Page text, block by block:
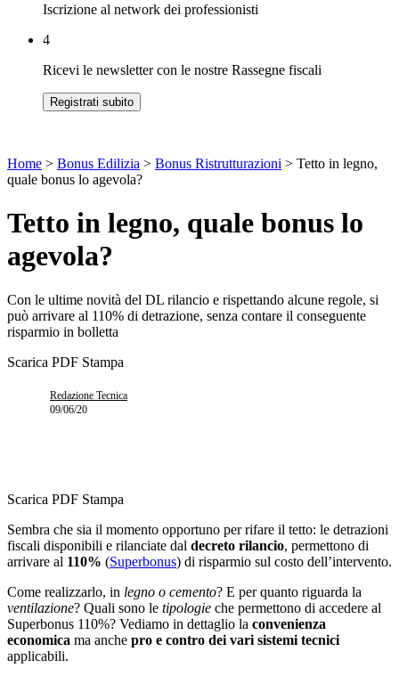
Iscrizione al network dei professionisti
4
Ricevi le newsletter con le nostre Rassegne fiscali
Registrati subito
Home > Bonus Edilizia > Bonus Ristrutturazioni > Tetto in legno,
quale bonus lo agevola?
Tetto in legno, quale bonus lo
agevola?
Con le ultime novità del DL rilancio e rispettando alcune regole, si
può arrivare al 110% di detrazione, senza contare il conseguente
risparmio in bolletta
Scarica PDF Stampa
Redazione Tecnica
09/06/20
Scarica PDF Stampa
Sembra che sia il momento opportuno per rifare il tetto: le detrazioni
fiscali disponibili e rilanciate dal decreto rilancio, permettono di
arrivare al 110% (Superbonus) di risparmio sul costo dell’intervento.
Come realizzarlo, in legno o cemento? E per quanto riguarda la
ventilazione? Quali sono le tipologie che permettono di accedere al
Superbonus 110%? Vediamo in dettaglio la convenienza
economica ma anche pro e contro dei vari sistemi tecnici
applicabili.